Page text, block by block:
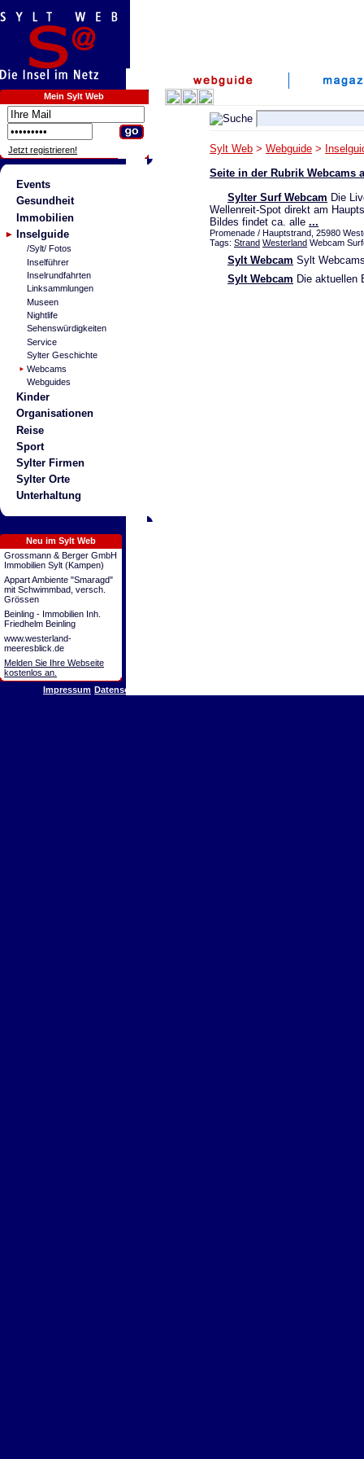
Mein Sylt Web
Jetzt registrieren!
Events
Gesundheit
Immobilien
Inselguide
/Sylt/ Fotos
Inselführer
Inselrundfahrten
Linksammlungen
Museen
Nightlife
Sehenswürdigkeiten
Service
Sylter Geschichte
Webcams
Webguides
Kinder
Organisationen
Reise
Sport
Sylter Firmen
Sylter Orte
Unterhaltung
Neu im Sylt Web
Grossmann & Berger GmbH
Immobilien Sylt (Kampen)
Appart Ambiente "Smaragd"
mit Schwimmbad, versch.
Grössen
Beinling - Immobilien Inh.
Friedhelm Beinling
www.westerland-
meeresblick.de
Melden Sie Ihre Webseite
kostenlos an.
Impressum Datenschutz
Sylt Web > Webguide >
Seite in der Rubrik Webcams
Sylter Surf Webcam Die
Wellenreit-Spot direkt am
Bildes findet ca. alle ...
Promenade / Hauptstrand, 25980
Tags: Strand Westerland Webcam
Sylt Webcam Sylt
Sylt Webcam Die aktuellen